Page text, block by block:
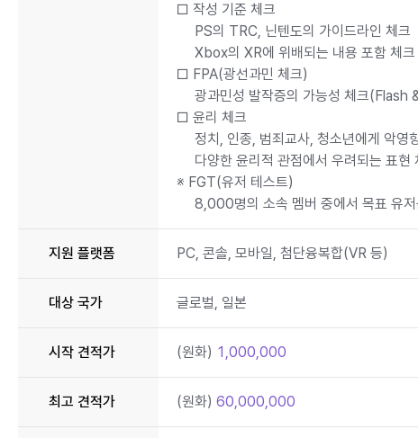
□ 작성 기준 체크
PS의 TRC, 닌텐도의 가이드라인 체크
Xbox의 XR에 위배되는 내용 포함 체크
□ FPA(광선과민 체크)
광과민성 발작증의 가능성 체크(Flash
□ 윤리 체크
정치, 인종, 범죄교사, 청소년에게 악영
다양한 윤리적 관점에서 우려되는 표현
※ FGT(유저 테스트)
8,000명의 소속 멤버 중에서 목표 유저
지원 플랫폼 PC, 콘솔, 모바일, 첨단융복합(VR 등)
대상 국가 글로벌, 일본
시작 견적가 (원화) 1,000,000
최고 견적가 (원화)60,000,000